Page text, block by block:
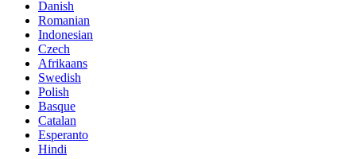
Danish
Romanian
Indonesian
Czech
Afrikaans
Swedish
Polish
Basque
Catalan
Esperanto
Hindi